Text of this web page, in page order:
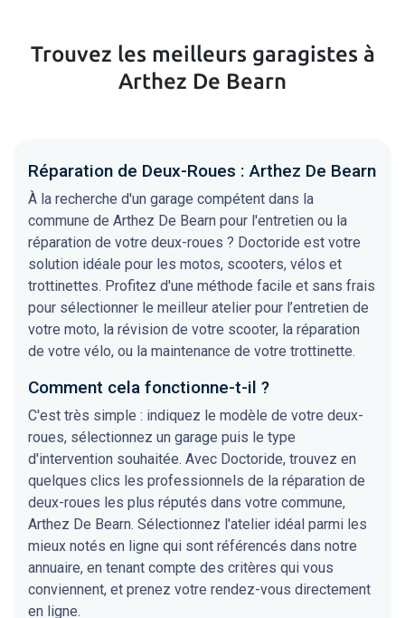
Trouvez les meilleurs garagistes à
Arthez De Bearn
Réparation de Deux-Roues : Arthez De Bearn
À la recherche d'un garage compétent dans la
commune de Arthez De Bearn pour l'entretien ou la
réparation de votre deux-roues ? Doctoride est votre
solution idéale pour les motos, scooters, vélos et
trottinettes. Profitez d'une méthode facile et sans frais
pour sélectionner le meilleur atelier pour l’entretien de
votre moto, la révision de votre scooter, la réparation
de votre vélo, ou la maintenance de votre trottinette.
Comment cela fonctionne-t-il ?
C'est très simple : indiquez le modèle de votre deux-
roues, sélectionnez un garage puis le type
d'intervention souhaitée. Avec Doctoride, trouvez en
quelques clics les professionnels de la réparation de
deux-roues les plus réputés dans votre commune,
Arthez De Bearn. Sélectionnez l'atelier idéal parmi les
mieux notés en ligne qui sont référencés dans notre
annuaire, en tenant compte des critères qui vous
conviennent, et prenez votre rendez-vous directement
en ligne.